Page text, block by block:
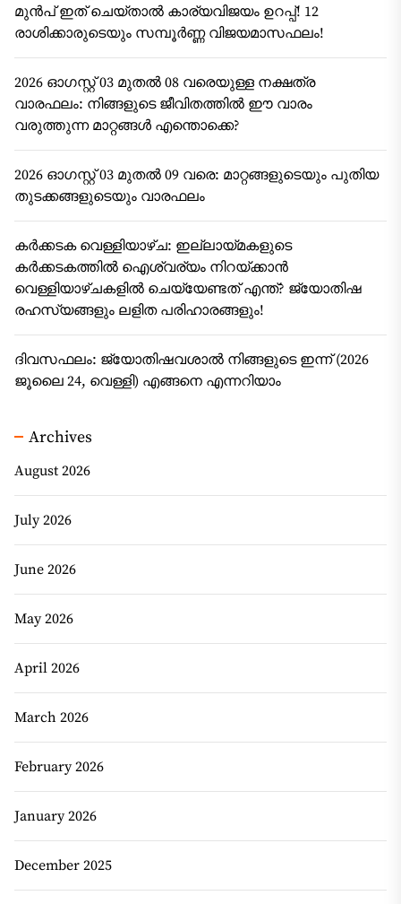
മുൻപ് ഇത് ചെയ്താൽ കാര്യവിജയം ഉറപ്പ്! 12
രാശിക്കാരുടെയും സമ്പൂർണ്ണ വിജയമാസഫലം!
2026 ഓഗസ്റ്റ് 03 മുതൽ 08 വരെയുള്ള നക്ഷത്ര
വാരഫലം: നിങ്ങളുടെ ജീവിതത്തിൽ ഈ വാരം
വരുത്തുന്ന മാറ്റങ്ങൾ എന്തൊക്കെ?
2026 ഓഗസ്റ്റ് 03 മുതൽ 09 വരെ: മാറ്റങ്ങളുടെയും പുതിയ
തുടക്കങ്ങളുടെയും വാരഫലം
കർക്കടക വെള്ളിയാഴ്ച: ഇല്ലായ്മകളുടെ
കർക്കടകത്തിൽ ഐശ്വര്യം നിറയ്ക്കാൻ
വെള്ളിയാഴ്ചകളിൽ ചെയ്യേണ്ടത് എന്ത്? ജ്യോതിഷ
രഹസ്യങ്ങളും ലളിത പരിഹാരങ്ങളും!
ദിവസഫലം: ജ്യോതിഷവശാൽ നിങ്ങളുടെ ഇന്ന്‌ (2026
ജൂലൈ 24, വെള്ളി) എങ്ങനെ എന്നറിയാം
Archives
August 2026
July 2026
June 2026
May 2026
April 2026
March 2026
February 2026
January 2026
December 2025